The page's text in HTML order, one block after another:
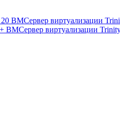
Сервер виртуализации
Сервер виртуализации